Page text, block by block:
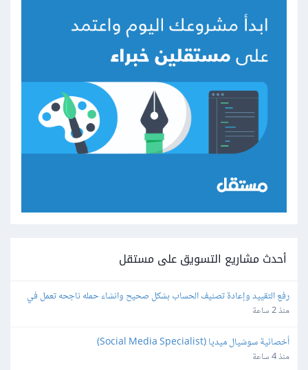
أحدث مشاريع التسويق على مستقل
googel ads
منذ 2 ساعة
أخصائية سوشيال ميديا (Social Media Specialist)
منذ 4 ساعة